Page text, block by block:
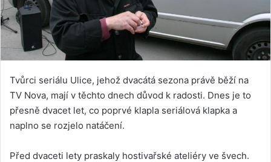
Tvůrci seriálu Ulice, jehož dvacátá sezona právě běží na
TV Nova, mají v těchto dnech důvod k radosti. Dnes je to
přesně dvacet let, co poprvé klapla seriálová klapka a
naplno se rozjelo natáčení.
Před dvaceti lety praskaly hostivařské ateliéry ve švech.